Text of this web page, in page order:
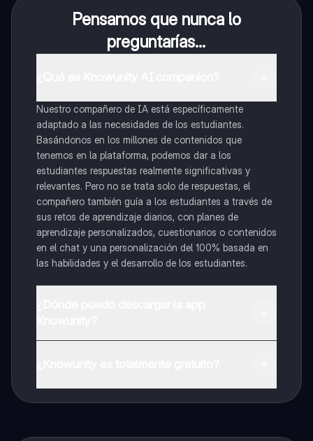
Pensamos que nunca lo
preguntarías...
Nuestro compañero de IA está específicamente
adaptado a las necesidades de los estudiantes.
Basándonos en los millones de contenidos que
tenemos en la plataforma, podemos dar a los
estudiantes respuestas realmente significativas y
relevantes. Pero no se trata solo de respuestas, el
compañero también guía a los estudiantes a través de
sus retos de aprendizaje diarios, con planes de
aprendizaje personalizados, cuestionarios o contenidos
en el chat y una personalización del 100% basada en
las habilidades y el desarrollo de los estudiantes.